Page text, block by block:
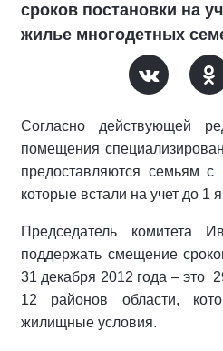
сроков постановки на
жилье многодетных
Согласно действующей
помещения
предоставляются семьям
которые встали на учет до 1
Председатель комитета
поддержать смещение
31 декабря 2012 года – это
12 районов области,
жилищные условия.